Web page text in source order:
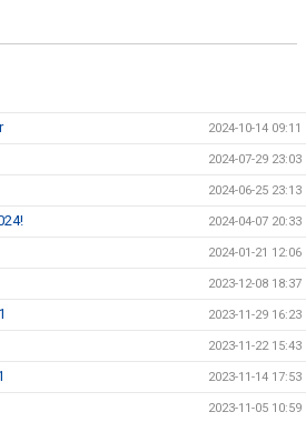
2024-10-14 09:11
2024-07-29 23:03
2024-06-25 23:13
2024-04-07 20:33
2024-01-21 12:06
2023-12-08 18:37
2023-11-29 16:23
2023-11-22 15:43
2023-11-14 17:53
2023-11-05 10:59